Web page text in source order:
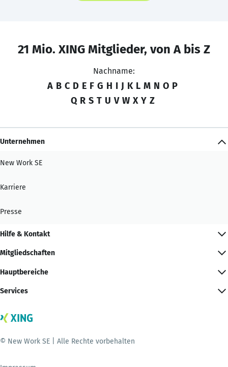
21 Mio. XING Mitglieder, von A bis Z
Nachname:
A B C D E F G H I J K L M N O P
Q R S T U V W X Y Z
Unternehmen
New Work SE
Karriere
Presse
Hilfe & Kontakt
Mitgliedschaften
Hauptbereiche
Services
© New Work SE | Alle Rechte vorbehalten